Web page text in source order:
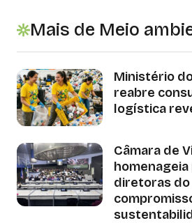
Mais de Meio
Ministério
reabre
logística
Câmara de
diretoras do